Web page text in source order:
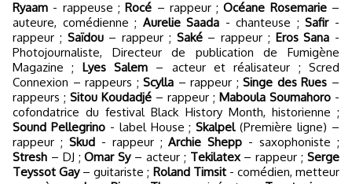
Ryaam - rappeuse ; Rocé – rappeur ;Océane Rosemarie–
auteure, comédienne ; Aurelie Saada - chanteuse ;Safir-
rappeur ; Saïdou– rappeur ; Saké– rappeur ; Eros Sana -
Photojournaliste, Directeur de publication de Fumigène
Magazine ; Lyes Salem – acteur et réalisateur ; Scred
Connexion – rappeurs ;Scylla – rappeur ;Singe des Rues –
rappeurs ; Sitou Koudadjé – rappeur ; Maboula Soumahoro -
cofondatrice du festival Black History Month, historienne ;
Sound Pellegrino- label House ;Skalpel(Première ligne) –
rappeur ; Skud- rappeur ;Archie Shepp - saxophoniste ;
Stresh – DJ ;Omar Sy– acteur ; Tekilatex– rappeur ;Serge
Teyssot Gay– guitariste ; Roland Timsit- comédien, metteur